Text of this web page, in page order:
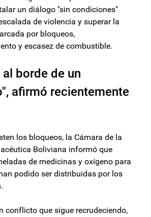
un diálogo "sin condiciones"
de violencia y superar la
por bloqueos,
y escasez de combustible.
borde de un
afirmó recientemente
los bloqueos, la Cámara de la
Boliviana informó que
de medicinas y oxígeno para
podido ser distribuidas por los
conflicto que sigue recrudeciendo,